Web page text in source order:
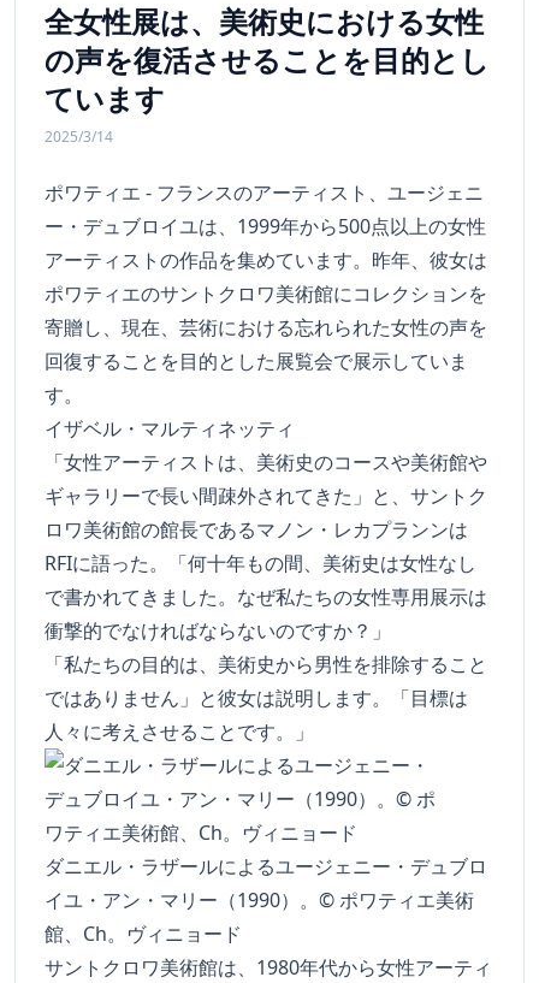
全女性展は、美術史における女性
の声を復活させることを目的とし
ています
2025/3/14
ポワティエ - フランスのアーティスト、ユージェニ
ー・デュブロイユは、1999年から500点以上の女性
アーティストの作品を集めています。昨年、彼女は
ポワティエのサントクロワ美術館にコレクションを
寄贈し、現在、芸術における忘れられた女性の声を
回復することを目的とした展覧会で展示していま
す。
イザベル・マルティネッティ
「女性アーティストは、美術史のコースや美術館や
ギャラリーで長い間疎外されてきた」と、サントク
ロワ美術館の館長であるマノン・レカプランンは
RFIに語った。「何十年もの間、美術史は女性なし
で書かれてきました。なぜ私たちの女性専用展示は
衝撃的でなければならないのですか？」
「私たちの目的は、美術史から男性を排除すること
ではありません」と彼女は説明します。「目標は
人々に考えさせることです。」
ダニエル・ラザールによるユージェニー・デュブロ
イユ・アン・マリー（1990）。© ポワティエ美術
館、Ch。ヴィニョード
サントクロワ美術館は、1980年代から女性アーティ